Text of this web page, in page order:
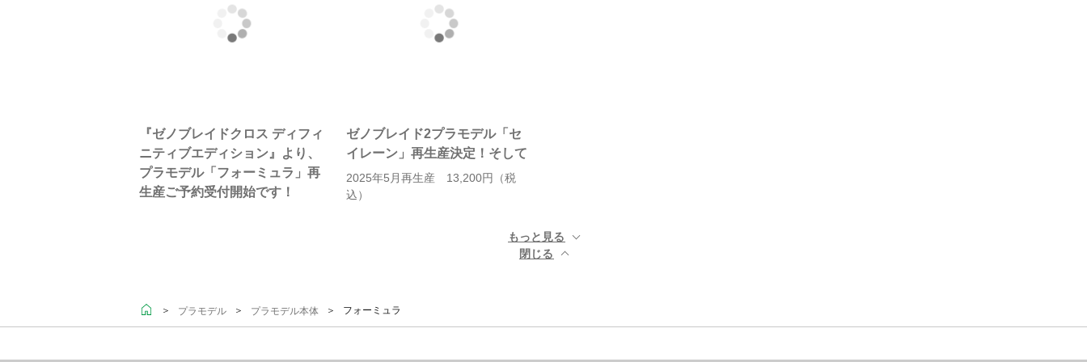
『ゼノブレイドクロス ディフィ
ニティブエディション』より、
プラモデル「フォーミュラ」再
生産ご予約受付開始です！
ゼノブレイド2プラモデル「セ
イレーン」再生産決定！そして
2025年5月再生産 13,200円（税
込）
もっと見る ▼
閉じる ▲
＞ プラモデル ＞ プラモデル本体 ＞ フォーミュラ